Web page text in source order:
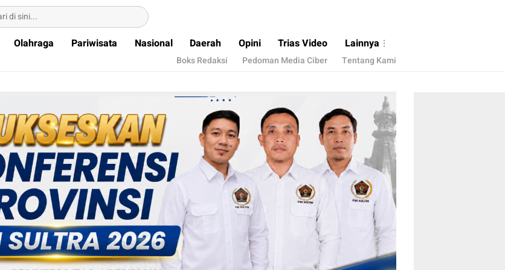
Olahraga Pariwisata Nasional Daerah Opini Trias Video Lainnya
Boks Redaksi Pedoman Media Ciber Tentang Kami